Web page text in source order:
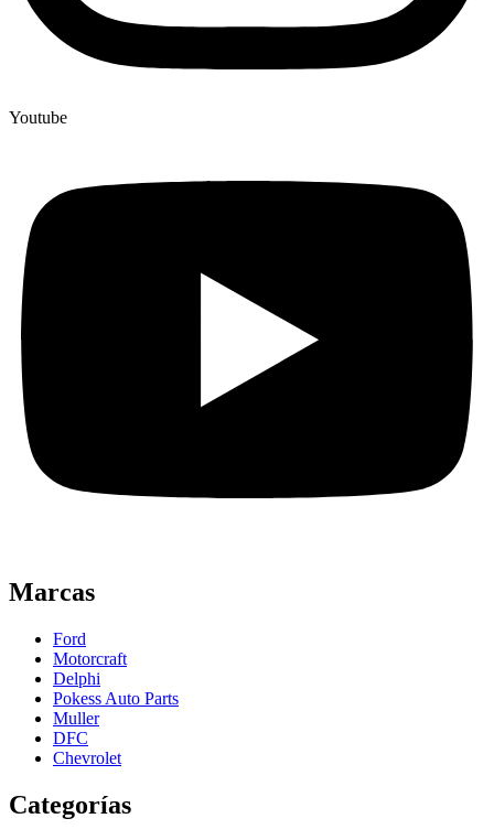
Youtube
Marcas
Ford
Motorcraft
Delphi
Pokess Auto Parts
Muller
DFC
Chevrolet
Categorías